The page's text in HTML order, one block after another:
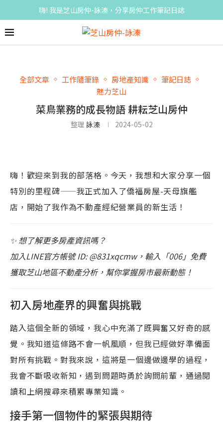
嗨! 我是芝山房仲-詠溱，分享房仲工作筆記日誌
全部文章 工作隨筆錄 房地產知識
筆記日誌
魅力芝山
菜鳥業務的成長物語 耕耘芝山房仲
整理 詠溱 2024-05-02
嗨！歡迎來到我的部落格。今天，我想和大家分享一個
特別的里程碑——我正式加入了僑福房屋-天母旗艦
店，開始了我作為不動產經紀營業員的新生活！
✨ 想了解更多房產資訊嗎？
加入LINE官方帳號 ID: @831xqcmw，輸入「006」免費
獲取芝山地區不動產分析，幫你掌握房市最新動態！
初入房地產界的興奮與挑戰
踏入這個全新的領域，我心中充滿了既興奮又好奇的感
覺。我知道這條路不會一帆風順，但我已經做好準備面
對所有挑戰。對我來說，這將是一個邊做邊學的過程，
我會不斷吸收新知，遇到問題時勇於詢問前輩，通過閱
讀和上網搜尋來積累專業知識。
接手第一個物件的緊張與期待